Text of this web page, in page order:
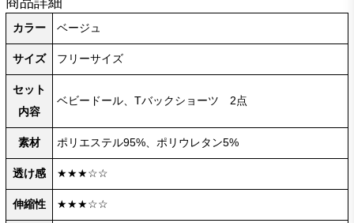
カラー ベージュ
サイズ フリーサイズ
セット
内容
ベビードール、Tバックショーツ 2点
素材 ポリエステル95%、ポリウレタン5%
透け感 ★★★☆☆
伸縮性 ★★★☆☆